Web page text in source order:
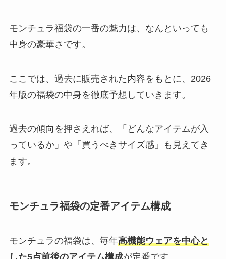
モンチュラ福袋の一番の魅力は、なんといっても
中身の豪華さです。
ここでは、過去に販売された内容をもとに、2026
年版の福袋の中身を徹底予想していきます。
過去の傾向を押さえれば、「どんなアイテムが入
っているか」や「買うべきサイズ感」も見えてき
ます。
モンチュラ福袋の定番アイテム構成
モンチュラの福袋は、毎年高機能ウェアを中心と
した5点前後のアイテム構成が定番です。